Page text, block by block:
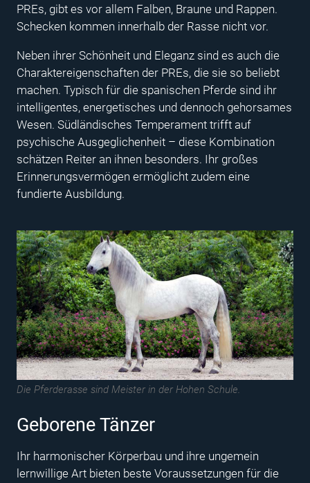
PREs, gibt es vor allem Falben, Braune und Rappen.
Schecken kommen innerhalb der Rasse nicht vor.
Neben ihrer Schönheit und Eleganz sind es auch die
Charaktereigenschaften der PREs, die sie so beliebt
machen. Typisch für die spanischen Pferde sind ihr
intelligentes, energetisches und dennoch gehorsames
Wesen. Südländisches Temperament trifft auf
psychische Ausgeglichenheit – diese Kombination
schätzen Reiter an ihnen besonders. Ihr großes
Erinnerungsvermögen ermöglicht zudem eine
fundierte Ausbildung.
Die Pferderasse sind Meister in der Hohen Schule.
Geborene Tänzer
Ihr harmonischer Körperbau und ihre ungemein
lernwillige Art bieten beste Voraussetzungen für die